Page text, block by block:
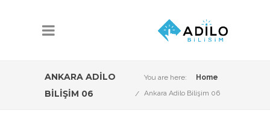
ANKARA ADILO
BILIŞIM 06
You are here:
Home
Ankara Adilo Bilişim 06